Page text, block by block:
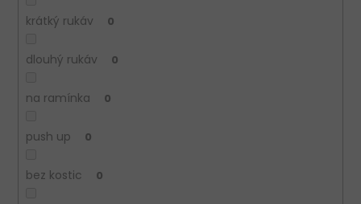
krátký rukáv 0
dlouhý rukáv 0
na ramínka 0
push up 0
bez kostic 0